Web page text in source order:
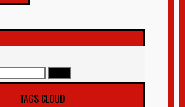
TAGS CLOUD